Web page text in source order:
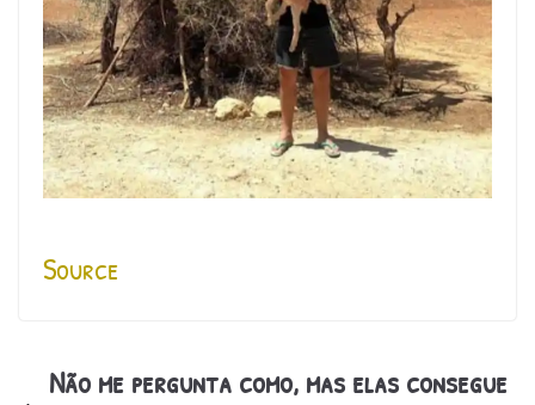
Source
Não me pergunta como, mas elas consegue